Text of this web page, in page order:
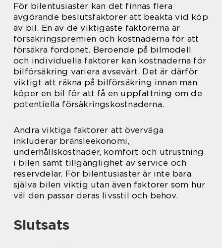
För bilentusiaster kan det finnas flera
avgörande beslutsfaktorer att beakta vid köp
av bil. En av de viktigaste faktorerna är
försäkringspremien och kostnaderna för att
försäkra fordonet. Beroende på bilmodell
och individuella faktorer kan kostnaderna för
bilförsäkring variera avsevärt. Det är därför
viktigt att räkna på bilförsäkring innan man
köper en bil för att få en uppfattning om de
potentiella försäkringskostnaderna.
Andra viktiga faktorer att överväga
inkluderar bränsleekonomi,
underhållskostnader, komfort och utrustning
i bilen samt tillgänglighet av service och
reservdelar. För bilentusiaster är inte bara
själva bilen viktig utan även faktorer som hur
väl den passar deras livsstil och behov.
Slutsats